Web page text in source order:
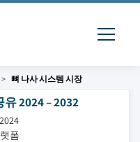
뼈 나사 시스템 시장
2024 – 2032
폼